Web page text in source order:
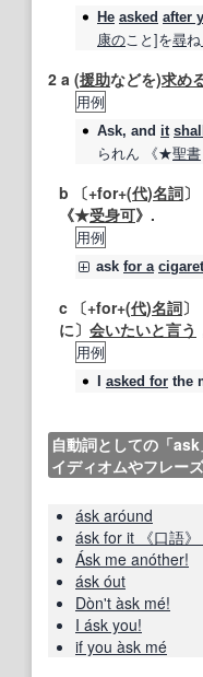
He asked after
康のこと]を尋ね
2 a (援助などを)求め
用例
Ask, and it
られん 《★聖書
b 〔+for+(代)名詞〕
《★受身可》.
用例
ask for a
c 〔+for+(代)名詞〕
に〕 会いたいと言う
用例
asked for the
自動詞としての「
イディオムやフレーズ
ásk aróund
ásk for it 《口語
Ásk me anóther!
ásk óut
Dòn't àsk mé!
I ásk you!
if you àsk mé